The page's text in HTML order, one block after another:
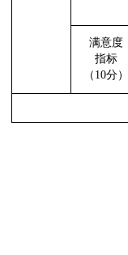
满意度
指标
（ 10分）